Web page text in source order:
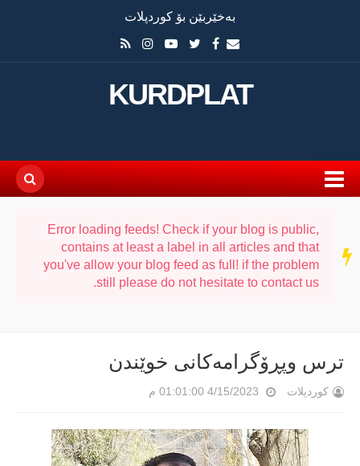
بەخێربێن بۆ کوردپلات
KURDPLAT
سەر
دێڕ
Error loading feeds! Check if your blog is public,
contains at least a label in all articles and that
you've allow your blog feed as full! if the problem
still please do not hesitate to contact us.
ترس وپڕۆگرامەکانی خوێندن
کوردپلات 4/15/2023 01:01:00 م